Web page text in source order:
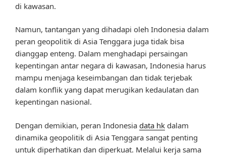
di kawasan.
Namun, tantangan yang dihadapi oleh Indonesia dalam
peran geopolitik di Asia Tenggara juga tidak bisa
dianggap enteng. Dalam menghadapi persaingan
kepentingan antar negara di kawasan, Indonesia harus
mampu menjaga keseimbangan dan tidak terjebak
dalam konflik yang dapat merugikan kedaulatan dan
kepentingan nasional.
Dengan demikian, peran Indonesia data hk dalam
dinamika geopolitik di Asia Tenggara sangat penting
untuk diperhatikan dan diperkuat. Melalui kerja sama